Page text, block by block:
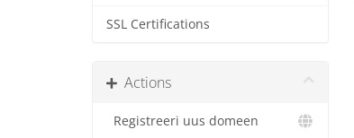
SSL Certifications
Actions
Registreeri uus domeen